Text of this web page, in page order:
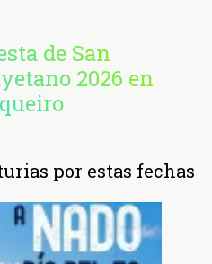
de San
2026 en
por estas fechas